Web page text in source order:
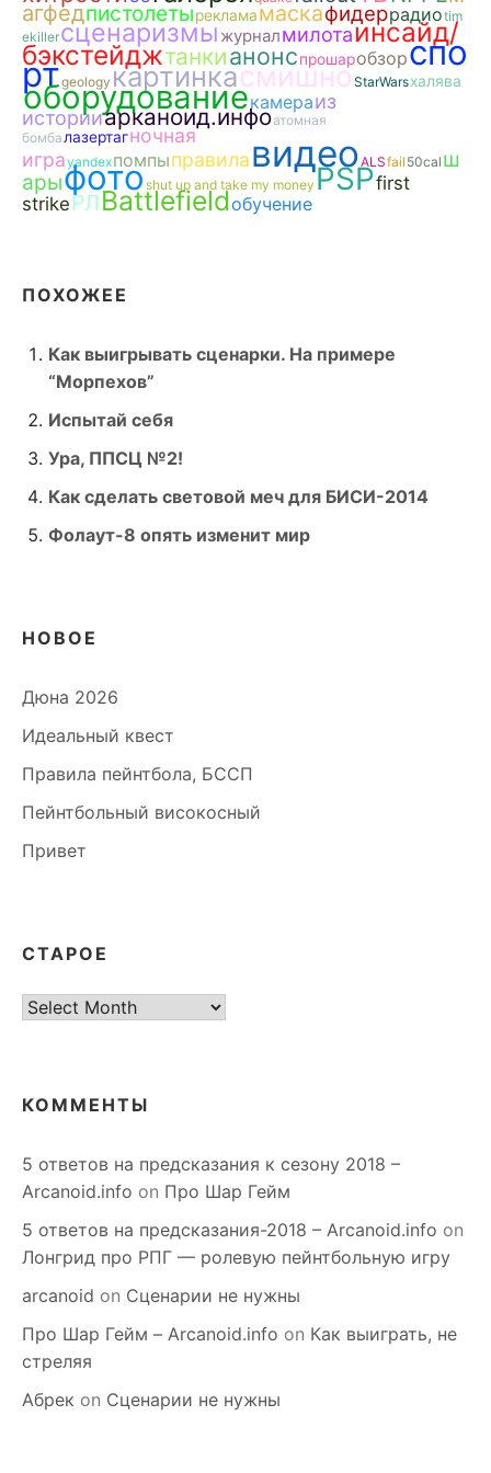
агфедпистолетырекламамаскафидеррадиоtim
ekillerсценаризмы журналмилотаинсайд/
бэкстейджтанкианонспрошаробзорспо
ртgeologyкартинкасмишноStarWarsхалява
оборудованиекамераиз
историиарканоид.инфоатомная
бомба лазертагночная
играyandexпомпыправилавидеоALSfail 50cal ш
арыфотоshut up and take my money PSPfirst
strikeРЛBattlefieldобучение
ПОХОЖЕЕ
Как выигрывать сценарки. На примере
“Морпехов”
Испытай себя
Ура, ППСЦ №2!
Как сделать световой меч для БИСИ-2014
Фолаут-8 опять изменит мир
НОВОЕ
Дюна 2026
Идеальный квест
Правила пейнтбола, БССП
Пейнтбольный високосный
Привет
СТАРОЕ
старое
КОММЕНТЫ
5 ответов на предсказания к сезону 2018 –
Arcanoid.info on Про Шар Гейм
5 ответов на предсказания-2018 – Arcanoid.info on
Лонгрид про РПГ — ролевую пейнтбольную игру
arcanoid on Сценарии не нужны
Про Шар Гейм – Arcanoid.info on Как выиграть, не
стреляя
Абрек on Сценарии не нужны